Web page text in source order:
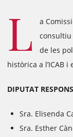
L
a
consultiu
de les
històrica a l’ICAB
DIPUTAT
Sra. Elisenda
Sra. Esther